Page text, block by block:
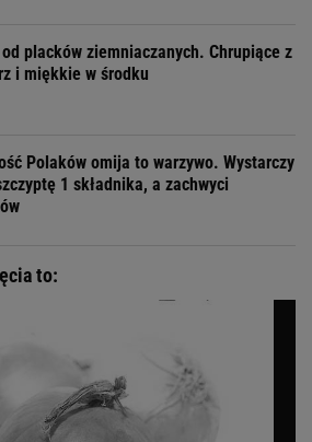
placków ziemniaczanych. Chrupiące z
i miękkie w środku
Polaków omija to warzywo. Wystarczy
1 składnika, a zachwyci
to: